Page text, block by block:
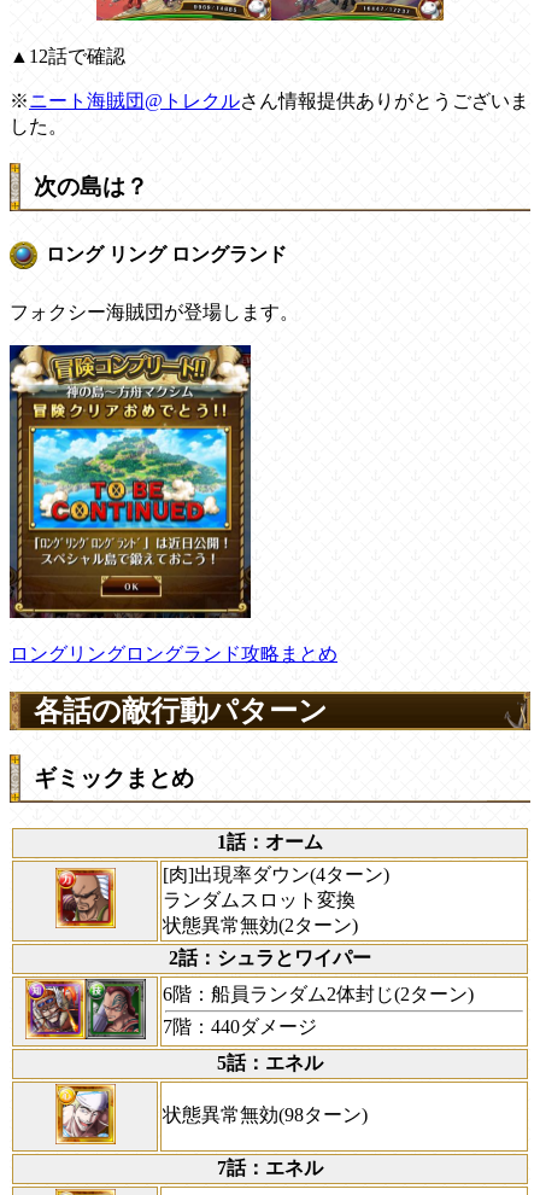
▲12話で確認
※ニート海賊団@トレクルさん情報提供ありがとうございま
した。
次の島は？
ロング リング ロングランド
フォクシー海賊団が登場します。
ロングリングロングランド攻略まとめ
各話の敵行動パターン
ギミックまとめ
1話：オーム
[肉]出現率ダウン(4ターン)
ランダムスロット変換
状態異常無効(2ターン)
2話：シュラとワイパー
6階：船員ランダム2体封じ(2ターン)
7階：440ダメージ
5話：エネル
状態異常無効(98ターン)
7話：エネル